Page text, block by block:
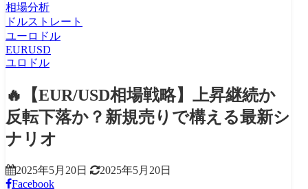
相場分析
ドルストレート
ユーロドル
EURUSD
ユロドル
🔥【EUR/USD相場戦略】上昇継続か
反転下落か？新規売りで構える最新シ
ナリオ
2025年5月20日
2025年5月20日
Facebook